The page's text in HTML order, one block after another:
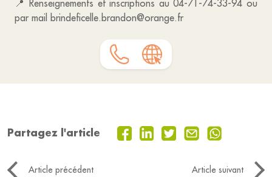
📍 Renseignements et inscriptions au 04-71-74-33-94 ou
par mail brindeficelle.brandon@orange.fr
Partagez l'article
Article précédent Article suivant